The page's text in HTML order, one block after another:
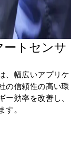
トセンサ
、幅広いアプリケ
の信頼性の高い環
効率を改善し、
。